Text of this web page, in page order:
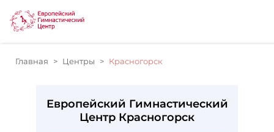
Главная Центры Красногорск
Европейский Гимнастический
Центр Красногорск